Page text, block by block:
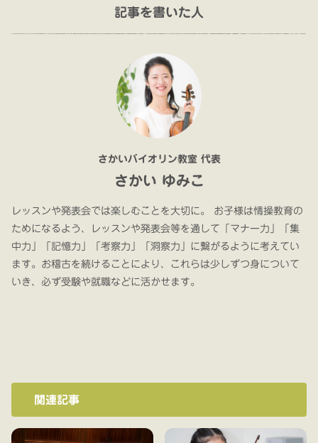
記事を書いた人
さかいバイオリン教室 代表
さかい ゆみこ
レッスンや発表会では楽しむことを大切に。 お子様は情操教育の
ためになるよう、レッスンや発表会等を通して「マナー力」「集
中力」「記憶力」「考察力」「洞察力」に繋がるように考えてい
ます。お稽古を続けることにより、これらは少しずつ身について
いき、必ず受験や就職などに活かせます。
関連記事